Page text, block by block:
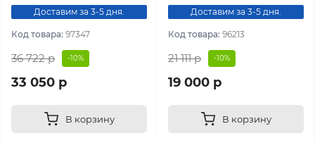
Доставим за 3-5 дня.
Код товара: 97347
36 722 р -10%
33 050 р
В корзину
Доставим за 3-5 дня.
Код товара: 96213
21 111 р -10%
19 000 р
В корзину